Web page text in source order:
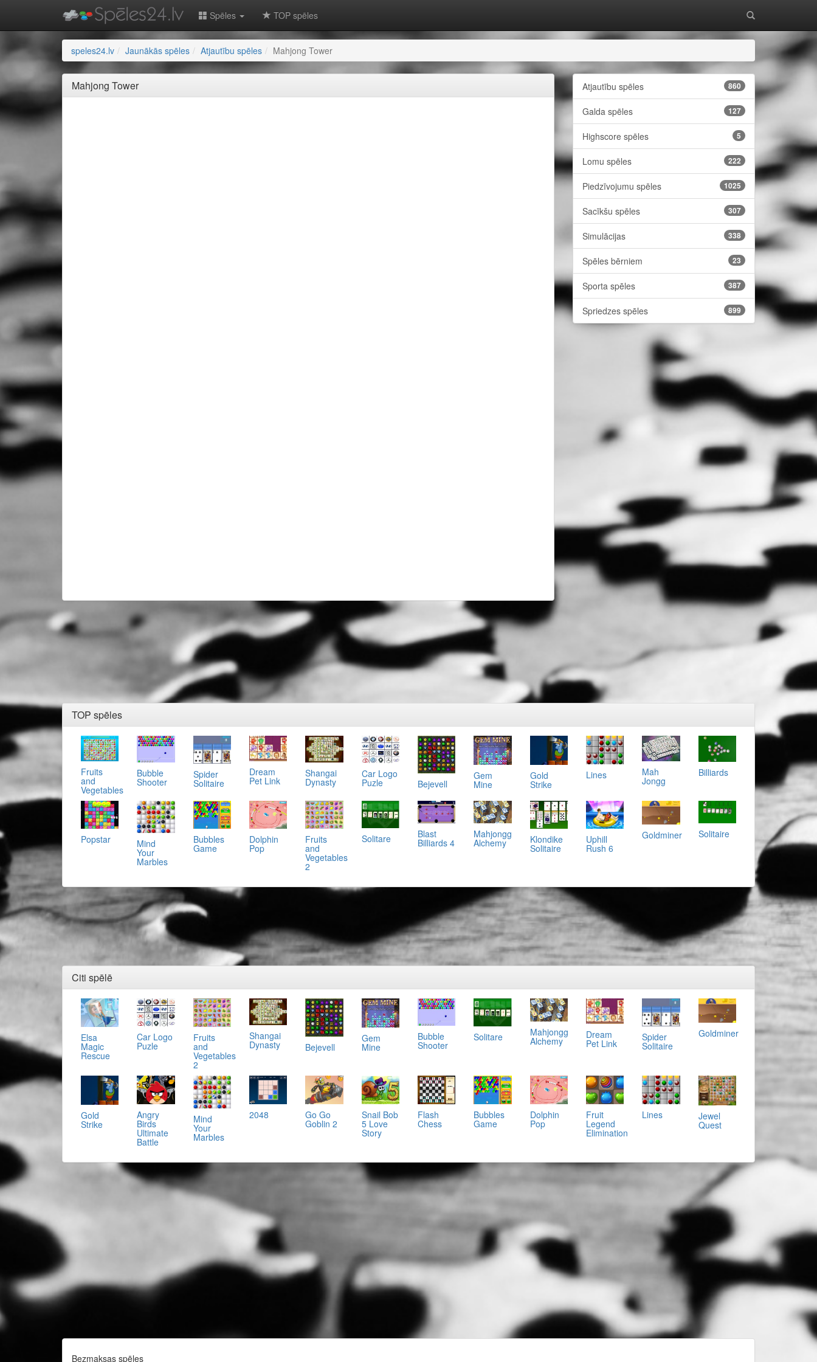
Spēles TOP spēles
speles24.lv Jaunākās spēles Atjautību spēles Mahjong Tower
Mahjong Tower Atjautību spēles 860
Galda spēles 127
Highscore spēles 5
Lomu spēles 222
Piedzīvojumu spēles 1025
Sacīkšu spēles 307
Simulācijas 338
Spēles bērniem 23
Sporta spēles 387
Spriedzes spēles 899
TOP spēles
Fruits
and
Vegetables
Bubble
Shooter
Spider
Solitaire
Dream
Pet Link
Shangai
Dynasty
Car Logo
Puzle Bejevell
Gem
Mine
Gold
Strike
Lines Mah
Jongg
Billiards
Popstar Mind
Your
Marbles
Bubbles
Game
Dolphin
Pop
Fruits
and
Vegetables
2
Solitare Blast
Billiards 4
Mahjongg
Alchemy Klondike
Solitaire
Uphill
Rush 6
Goldminer Solitaire
Citi spēlē
Elsa
Magic
Rescue
Car Logo
Puzle
Fruits
and
Vegetables
2
Shangai
Dynasty Bejevell
Gem
Mine
Bubble
Shooter
Solitare Mahjongg
Alchemy
Dream
Pet Link
Spider
Solitaire
Goldminer
Gold
Strike
Angry
Birds
Ultimate
Battle
Mind
Your
Marbles
2048 Go Go
Goblin 2
Snail Bob
5 Love
Story
Flash
Chess
Bubbles
Game
Dolphin
Pop
Fruit
Legend
Elimination
Lines Jewel
Quest
Bezmaksas spēles